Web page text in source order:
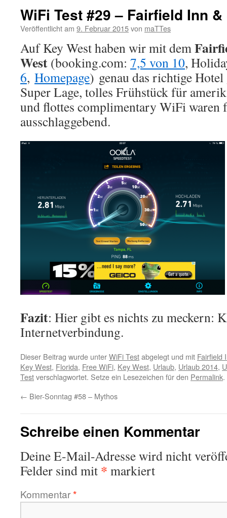
WiFi Test #29 – Fairfield Inn
Veröffentlicht am 9. Februar 2015von maTTes
Auf Key West haben wir mit dem
West (booking.com: 7,5 von 10,
6, Homepage) genau das richtige Hotel
Super Lage, tolles Frühstück für
und flottes complimentary WiFi waren
ausschlaggebend.
Fazit: Hier gibt es nichts zu meckern:
Internetverbindung.
Dieser Beitrag wurde unterWiFi Testabgelegt und mit Fairfield
Key West, Florida, Free WiFi, Key West, Urlaub, Urlaub 2014,
Testverschlagwortet. Setze ein Lesezeichen für den Permalink.
← Bier-Sonntag #58 – Mythos
Schreibe einen Kommentar
Deine E-Mail-Adresse wird nicht
Felder sind mit * markiert
Kommentar*